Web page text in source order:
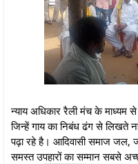
न्याय अधिकार रैली मंच के माध्यम
जिन्हें गाय का निबंध ढंग से लिखते
पढ़ा रहे है। आदिवासी समाज
समस्त उपहारों का सम्मान सबसे